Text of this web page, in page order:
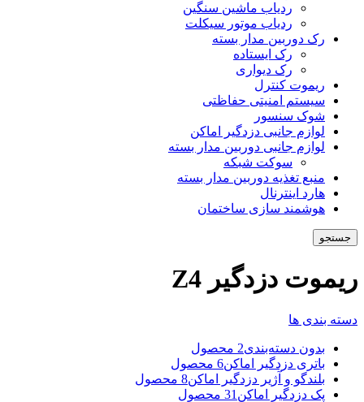
ردیاب ماشین سنگین
ردیاب موتور سیکلت
رک دوربین مدار بسته
رک ایستاده
رک دیواری
ریموت کنترل
سیستم امنیتی حفاظتی
شوک سنسور
لوازم جانبی دزدگیر اماکن
لوازم جانبی دوربین مدار بسته
سوکت شبکه
منبع تغذیه دوربین مدار بسته
هارد اینترنال
هوشمند سازی ساختمان
جستجو
ریموت دزدگیر Z4
دسته بندی ها
بدون دسته‌بندی2 محصول
باتری دزدگیر اماکن6 محصول
بلندگو و آژیر دزدگیر اماکن8 محصول
پک دزدگیر اماکن 31 محصول